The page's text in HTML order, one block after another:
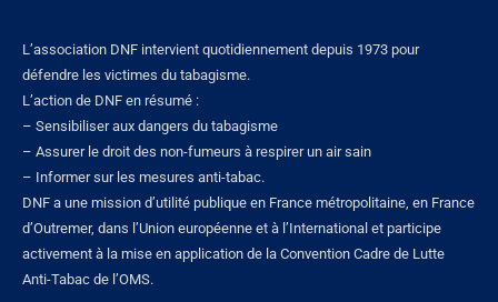
L’association DNF intervient quotidiennement depuis 1973 pour
défendre les victimes du tabagisme.
L’action de DNF en résumé :
– Sensibiliser aux dangers du tabagisme
– Assurer le droit des non-fumeurs à respirer un air sain
– Informer sur les mesures anti-tabac.
DNF a une mission d’utilité publique en France métropolitaine, en France
d’Outremer, dans l’Union européenne et à l’International et participe
activement à la mise en application de la Convention Cadre de Lutte
Anti-Tabac de l’OMS.